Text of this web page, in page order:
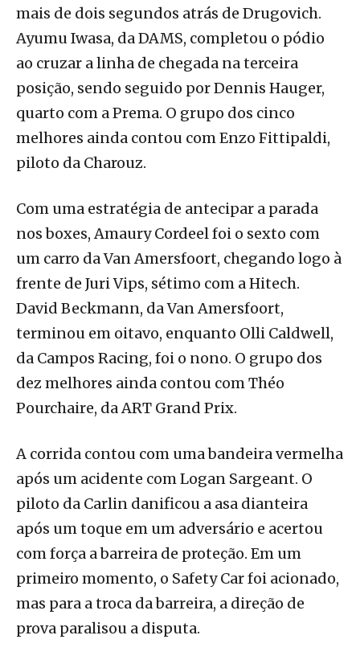
mais de dois segundos atrás de Drugovich.
Ayumu Iwasa, da DAMS, completou o pódio
ao cruzar a linha de chegada na terceira
posição, sendo seguido por Dennis Hauger,
quarto com a Prema. O grupo dos cinco
melhores ainda contou com Enzo Fittipaldi,
piloto da Charouz.
Com uma estratégia de antecipar a parada
nos boxes, Amaury Cordeel foi o sexto com
um carro da Van Amersfoort, chegando logo à
frente de Juri Vips, sétimo com a Hitech.
David Beckmann, da Van Amersfoort,
terminou em oitavo, enquanto Olli Caldwell,
da Campos Racing, foi o nono. O grupo dos
dez melhores ainda contou com Théo
Pourchaire, da ART Grand Prix.
A corrida contou com uma bandeira vermelha
após um acidente com Logan Sargeant. O
piloto da Carlin danificou a asa dianteira
após um toque em um adversário e acertou
com força a barreira de proteção. Em um
primeiro momento, o Safety Car foi acionado,
mas para a troca da barreira, a direção de
prova paralisou a disputa.